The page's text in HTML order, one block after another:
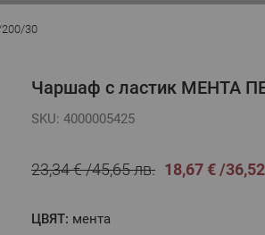
30
Чаршаф с ластик МЕНТА
SKU: 4000005425
23,34 € 45,65 лв. 18,67 €
ЦВЯТ: мента